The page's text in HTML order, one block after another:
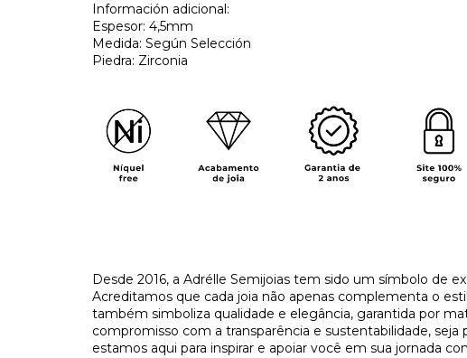
Información adicional:
Espesor: 4,5mm
Medida: Según Selección
Piedra: Zirconia
​Desde 2016, a Adrélle Semijoias tem sido um símbolo de
Acreditamos que cada joia não apenas complementa o
também simboliza qualidade e elegância, garantida por
compromisso com a transparência e sustentabilidade, seja
estamos aqui para inspirar e apoiar você em sua jornada